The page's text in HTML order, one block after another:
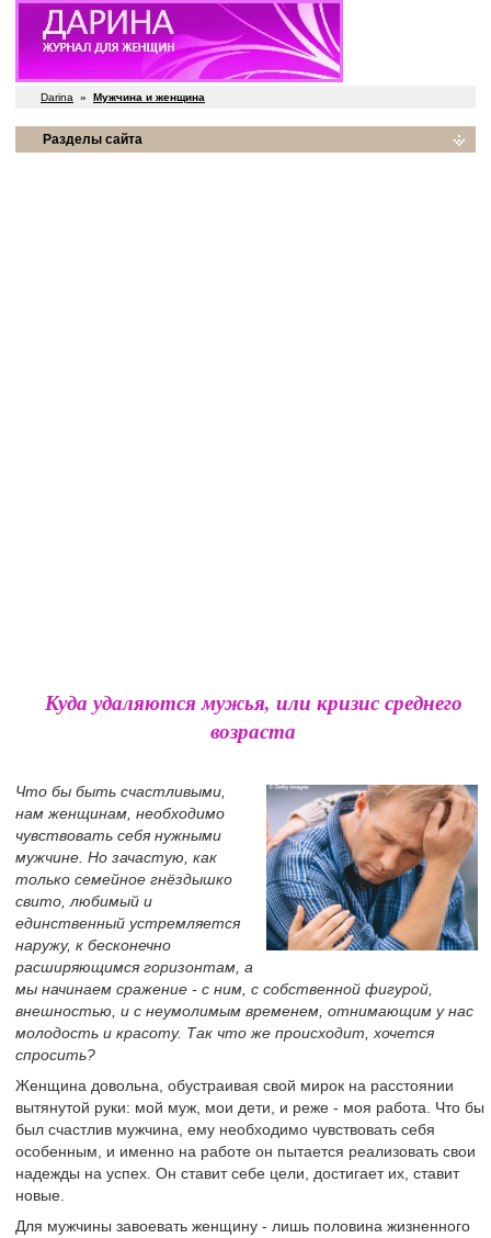
Darina » Мужчина и женщина
Разделы сайта
Куда удаляются мужья, или кризис среднего
возраста
Что бы быть счастливыми,
нам женщинам, необходимо
чувствовать себя нужными
мужчине. Но зачастую, как
только семейное гнёздышко
свито, любимый и
единственный устремляется
наружу, к бесконечно
расширяющимся горизонтам, а
мы начинаем сражение - с ним, с собственной фигурой,
внешностью, и с неумолимым временем, отнимающим у нас
молодость и красоту. Так что же происходит, хочется
спросить?
Женщина довольна, обустраивая свой мирок на расстоянии
вытянутой руки: мой муж, мои дети, и реже - моя работа. Что бы
был счастлив мужчина, ему необходимо чувствовать себя
особенным, и именно на работе он пытается реализовать свои
надежды на успех. Он ставит себе цели, достигает их, ставит
новые.
Для мужчины завоевать женщину - лишь половина жизненного